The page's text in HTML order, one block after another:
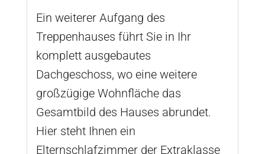
Ein weiterer Aufgang des
Treppenhauses führt Sie in Ihr
komplett ausgebautes
Dachgeschoss, wo eine weitere
großzügige Wohnfläche das
Gesamtbild des Hauses abrundet.
Hier steht Ihnen ein
Elternschlafzimmer der Extraklasse